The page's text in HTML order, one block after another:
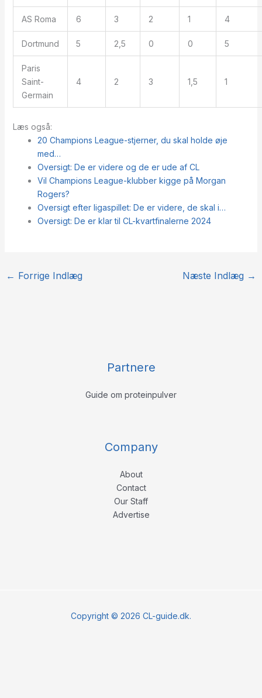
AS Roma 6 3 2 1 4
Dortmund 5 2,5 0 0 5
Paris
Saint-
Germain
4 2 3 1,5 1
Læs også:
20 Champions League-stjerner, du skal holde øje
med…
Oversigt: De er videre og de er ude af CL
Vil Champions League-klubber kigge på Morgan
Rogers?
Oversigt efter ligaspillet: De er videre, de skal i…
Oversigt: De er klar til CL-kvartfinalerne 2024
← Forrige Indlæg Næste Indlæg →
Partnere
Guide om proteinpulver
Company
About
Contact
Our Staff
Advertise
Copyright © 2026 CL-guide.dk.